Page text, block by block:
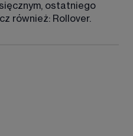
ostatniego
również: Rollover.